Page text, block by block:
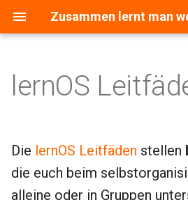
Zusammen lernt man
c
e
w
i
lernOS Core
Einen eigenen Leitfaden
lernOS
Die lernOS Leitfäden stellen
die euch beim
alleine oder in Gruppen